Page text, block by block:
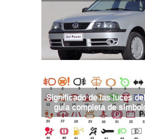
Significado de las luces
guía completa de